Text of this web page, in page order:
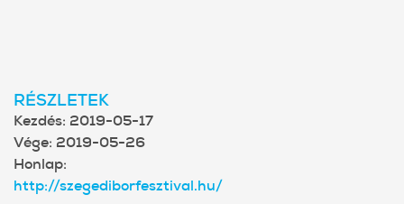
RÉSZLETEK
Kezdés: 2019-05-17
Vége: 2019-05-26
Honlap:
http://szegediborfesztival.hu/